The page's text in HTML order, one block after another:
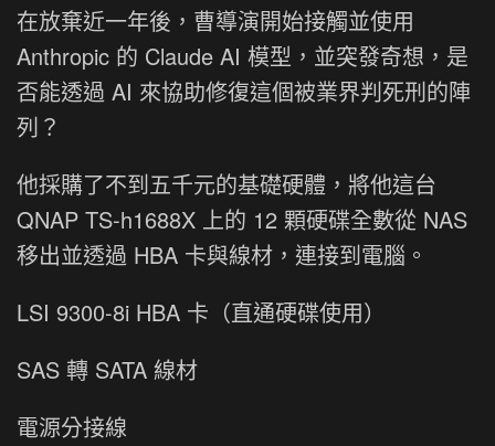
在放棄近一年後，曹導演開始接觸並使用
Anthropic 的 Claude AI 模型，並突發奇想，是
否能透過 AI 來協助修復這個被業界判死刑的陣
列？
他採購了不到五千元的基礎硬體，將他這台
QNAP TS-h1688X 上的 12 顆硬碟全數從 NAS
移出並透過 HBA 卡與線材，連接到電腦。
LSI 9300-8i HBA 卡（直通硬碟使用）
SAS 轉 SATA 線材
電源分接線